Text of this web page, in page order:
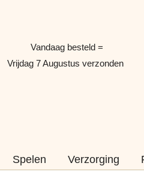
Vandaag besteld =
Vrijdag 7 Augustus verzonden
Spelen Verzorging